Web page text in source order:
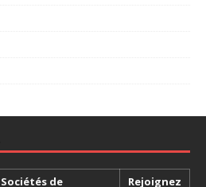
Sociétés de Rejoignez